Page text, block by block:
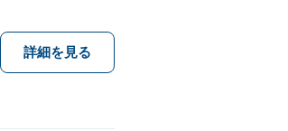
詳細を見る